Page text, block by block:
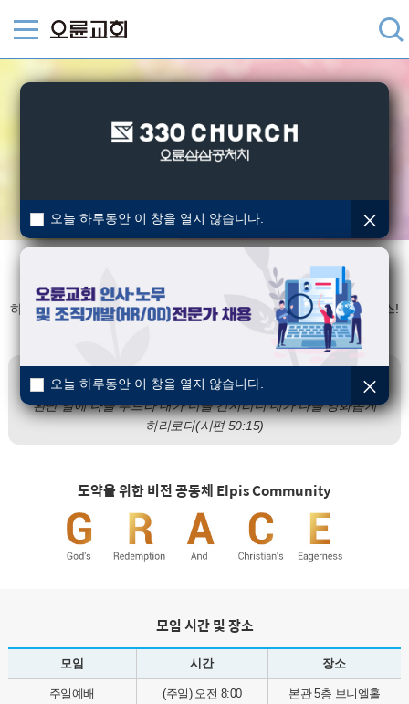
하나님을 경외하며, 주님이 주신 소망으로 품는 소망의 공동체, 엘피스!
주제성구
환난 날에 나를 부르라 내가 너를 건지리니 네가 나를 영화롭게
하리로다(시편 50:15)
도약을 위한 비전 공동체 Elpis Community
모임 시간 및 장소
모임 시간 장소
주일예배 (주일) 오전 8:00 본관 5층 브니엘홀
오늘 하루동안 이 창을 열지 않습니다.
오늘 하루동안 이 창을 열지 않습니다.